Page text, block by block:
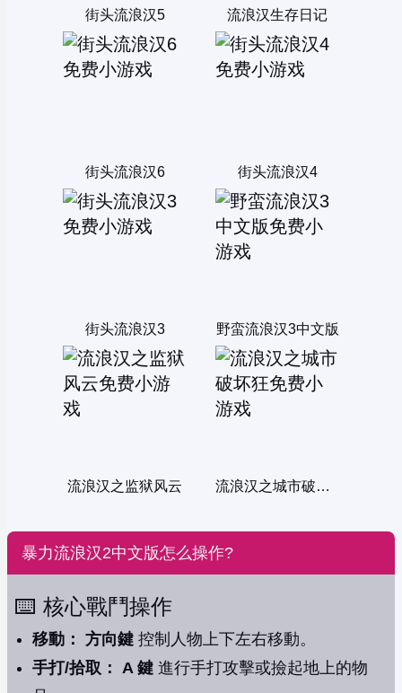
街头流浪汉5 流浪汉生存日记
街头流浪汉6 街头流浪汉4
街头流浪汉3 野蛮流浪汉3中文版
流浪汉之监狱风云 流浪汉之城市破坏狂
暴力流浪汉2中文版怎么操作?
⌨️ 核心戰鬥操作
移動： 方向鍵 控制人物上下左右移動。
手打/拾取： A 鍵 進行手打攻擊或撿起地上的物